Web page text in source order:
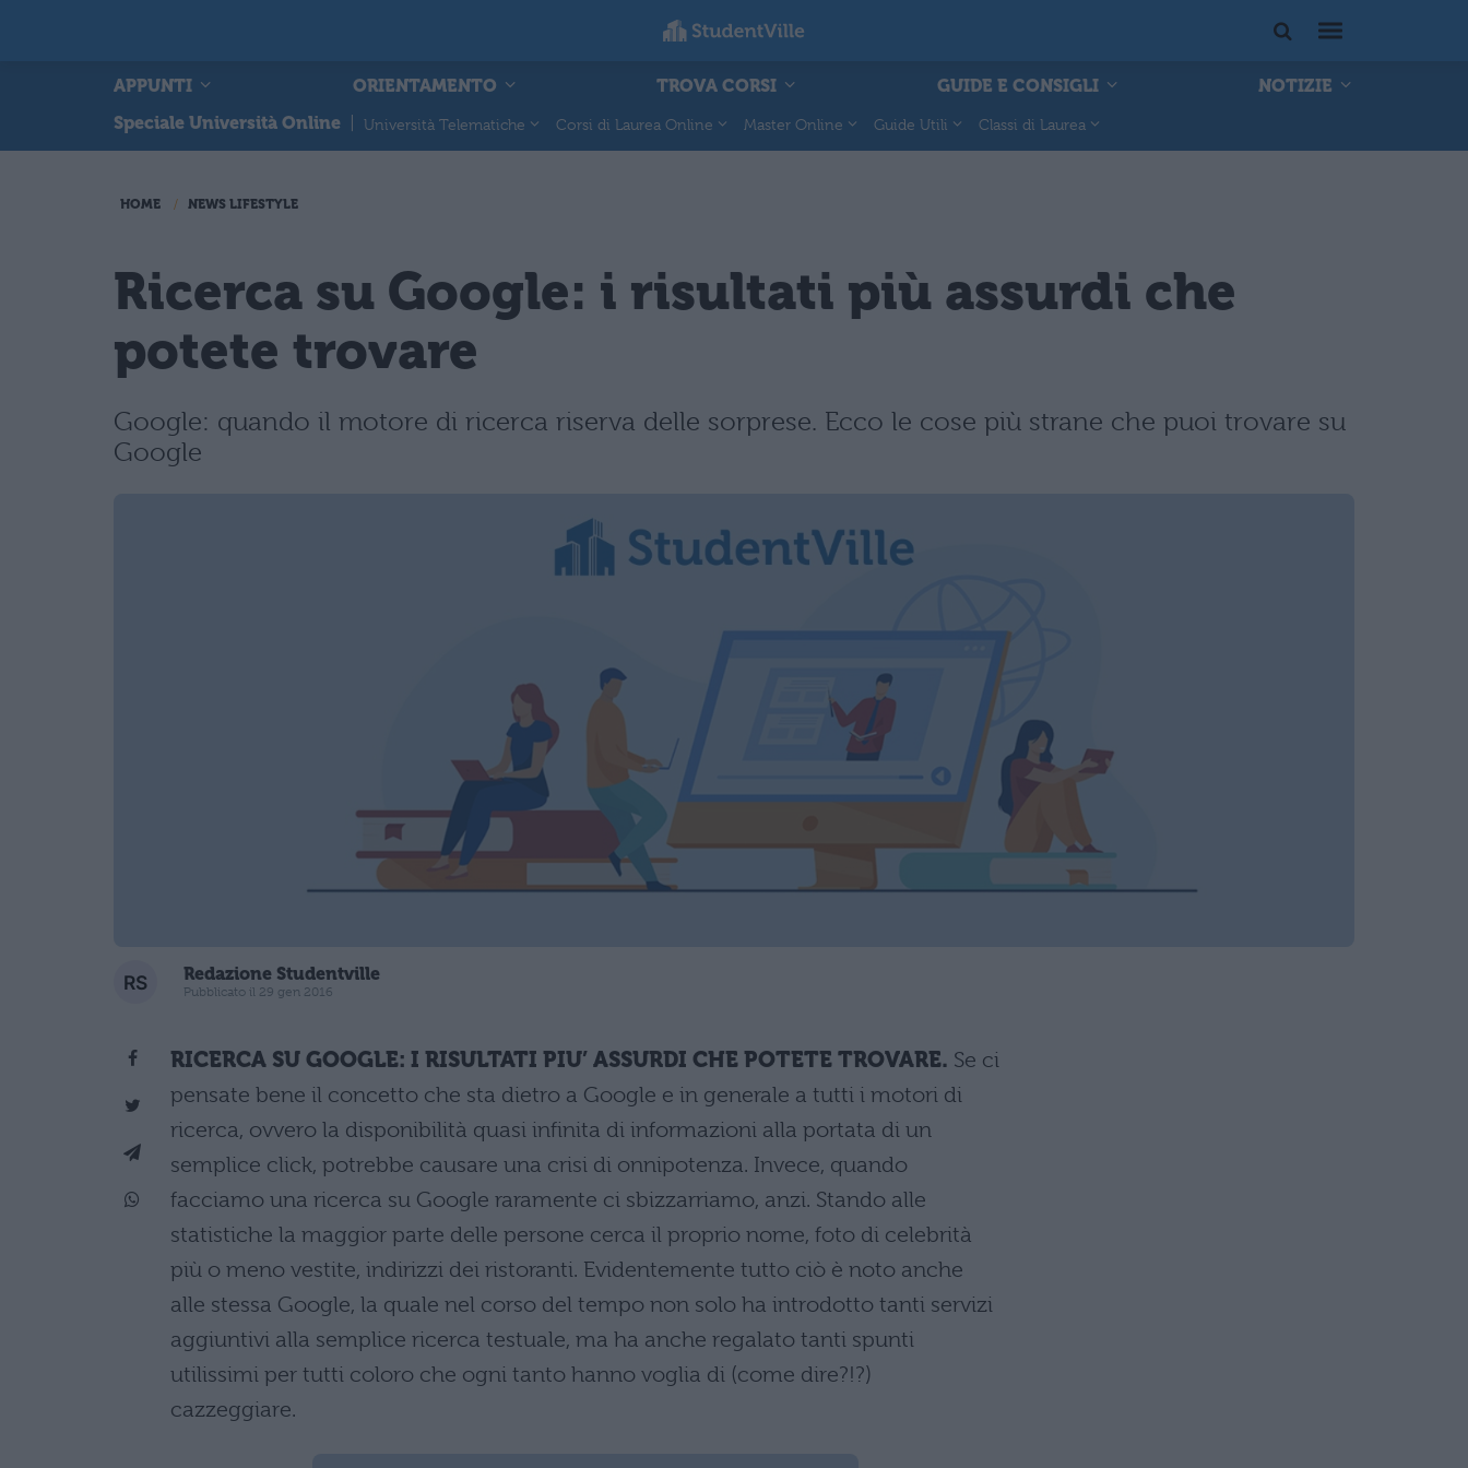
APPUNTI ORIENTAMENTO TROVA CORSI GUIDE E CONSIGLI
NOTIZIE
Speciale Università Online
Università Telematiche Corsi di Laurea Online Master Online Guide Utili Classi di Laurea
HOME NEWS LIFESTYLE
Ricerca su Google: i risultati più assurdi che
potete trovare
Google: quando il motore di ricerca riserva delle sorprese. Ecco le cose più strane che puoi trovare su
Google
Redazione Studentville
Pubblicato il 29 gen 2016
RICERCA SU GOOGLE: I RISULTATI PIU’ ASSURDI CHE POTETE TROVARE. Se ci
pensate bene il concetto che sta dietro a Google e in generale a tutti i motori di
ricerca, ovvero la disponibilità quasi infinita di informazioni alla portata di un
semplice click, potrebbe causare una crisi di onnipotenza. Invece, quando
facciamo una ricerca su Google raramente ci sbizzarriamo, anzi. Stando alle
statistiche la maggior parte delle persone cerca il proprio nome, foto di celebrità
più o meno vestite, indirizzi dei ristoranti. Evidentemente tutto ciò è noto anche
alle stessa Google, la quale nel corso del tempo non solo ha introdotto tanti servizi
aggiuntivi alla semplice ricerca testuale, ma ha anche regalato tanti spunti
utilissimi per tutti coloro che ogni tanto hanno voglia di (come dire?!?)
cazzeggiare.